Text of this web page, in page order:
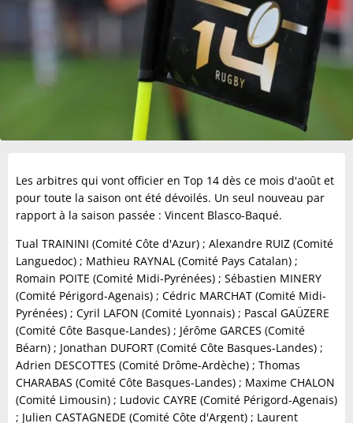
Les arbitres qui vont officier en Top 14 dès ce mois d'août et
pour toute la saison ont été dévoilés. Un seul nouveau par
rapport à la saison passée : Vincent Blasco-Baqué.
Tual TRAININI (Comité Côte d'Azur) ; Alexandre RUIZ (Comité
Languedoc) ; Mathieu RAYNAL (Comité Pays Catalan) ;
Romain POITE (Comité Midi-Pyrénées) ; Sébastien MINERY
(Comité Périgord-Agenais) ; Cédric MARCHAT (Comité Midi-
Pyrénées) ; Cyril LAFON (Comité Lyonnais) ; Pascal GAÜZERE
(Comité Côte Basque-Landes) ; Jérôme GARCES (Comité
Béarn) ; Jonathan DUFORT (Comité Côte Basques-Landes) ;
Adrien DESCOTTES (Comité Drôme-Ardèche) ; Thomas
CHARABAS (Comité Côte Basques-Landes) ; Maxime CHALON
(Comité Limousin) ; Ludovic CAYRE (Comité Périgord-Agenais)
; Julien CASTAGNEDE (Comité Côte d'Argent) ; Laurent